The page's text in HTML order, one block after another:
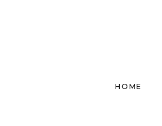
HOME